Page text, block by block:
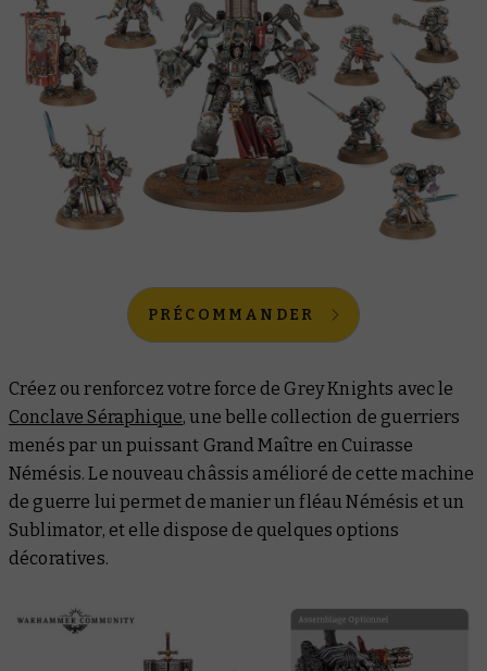
PRÉCOMMANDER
Créez ou renforcez votre force de Grey Knights avec le
Conclave Séraphique, une belle collection de guerriers
menés par un puissant Grand Maître en Cuirasse
Némésis. Le nouveau châssis amélioré de cette machine
de guerre lui permet de manier un fléau Némésis et un
Sublimator, et elle dispose de quelques options
décoratives.